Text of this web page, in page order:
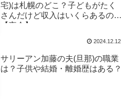
宅)は札幌のどこ？子どもがたく
さんだけど収入はいくらあるの？
【夜会】
2024.12.12
サリーアン加藤の夫(旦那)の職業
は？子供や結婚・離婚歴はある？